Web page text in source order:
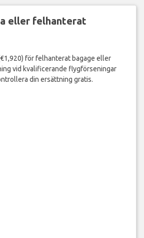
eller felhanterat
för felhanterat bagage eller
vid kvalificerande flygförseningar
din ersättning gratis.